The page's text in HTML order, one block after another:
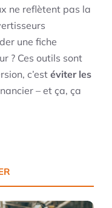
ne reflètent pas la
une fiche
? Ces outils sont
c’est éviter les
– et ça, ça